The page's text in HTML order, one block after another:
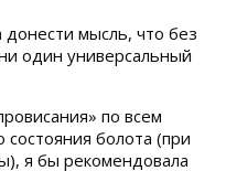
донести мысль, что без
один универсальный
по всем
болота (при
я бы рекомендовала